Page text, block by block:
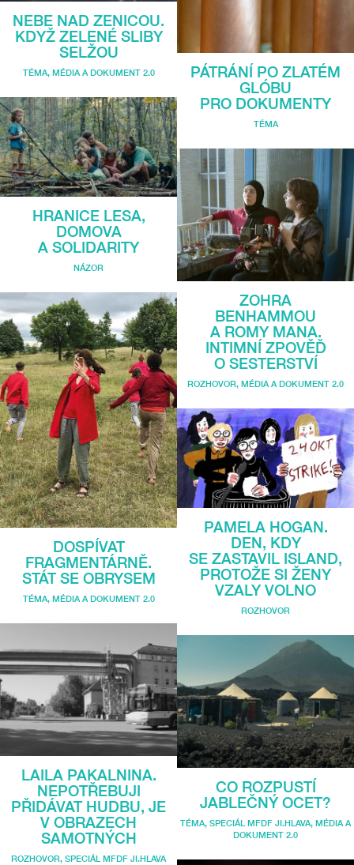
NEBE NAD ZENICOU.
KDYŽ ZELENÉ SLIBY
SELŽOU
TÉMA, MÉDIA A DOKUMENT 2.0
HRANICE LESA,
DOMOVA
A SOLIDARITY
NÁZOR
DOSPÍVAT
FRAGMENTÁRNĚ.
STÁT SE OBRYSEM
TÉMA, MÉDIA A DOKUMENT 2.0
LAILA PAKALNINA.
NEPOTŘEBUJI
PŘIDÁVAT HUDBU, JE
V OBRAZECH
SAMOTNÝCH
ROZHOVOR, SPECIÁL MFDF JI.HLAVA
PÁTRÁNÍ PO ZLATÉM
GLÓBU
PRO DOKUMENTY
TÉMA
ZOHRA
BENHAMMOU
A ROMY MANA.
INTIMNÍ ZPOVĚĎ
O SESTERSTVÍ
ROZHOVOR MÉDIA A DOKUMENT 2.0
PAMELA HOGAN.
DEN, KDY
SE ZASTAVIL ISLAND,
PROTOŽE SI ŽENY
VZALY VOLNO
ROZHOVOR
CO ROZPUSTÍ
JABLEČNÝ OCET?
TÉMA, SPECIÁL MFDF JI.HLAVA, MÉDIA A
DOKUMENT 2.0